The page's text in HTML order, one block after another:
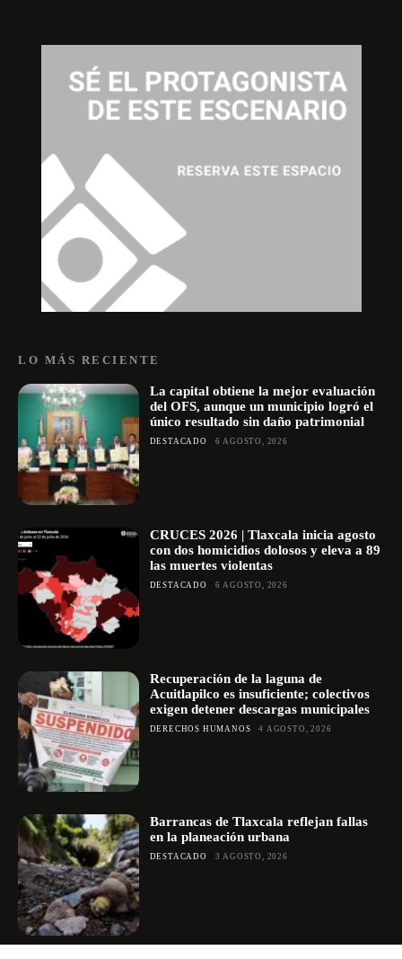
LO MÁS RECIENTE
La capital obtiene la mejor evaluación
del OFS, aunque un municipio logró el
único resultado sin daño patrimonial
DESTACADO 6 AGOSTO, 2026
CRUCES 2026 | Tlaxcala inicia agosto
con dos homicidios dolosos y eleva a 89
las muertes violentas
DESTACADO 6 AGOSTO, 2026
Recuperación de la laguna de
Acuitlapilco es insuficiente; colectivos
exigen detener descargas municipales
DERECHOS HUMANOS 4 AGOSTO, 2026
Barrancas de Tlaxcala reflejan fallas
en la planeación urbana
DESTACADO 3 AGOSTO, 2026